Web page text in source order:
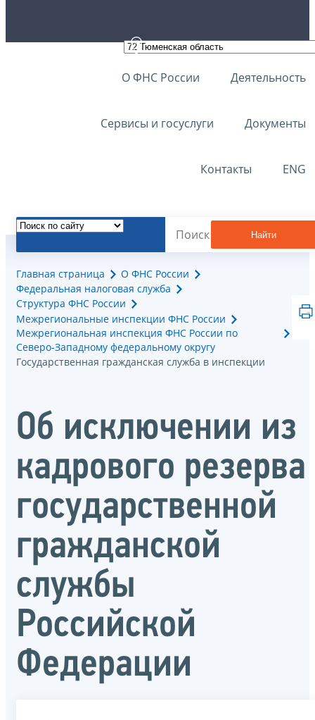
О ФНС России Деятельность
Сервисы и госуслуги Документы
Контакты ENG
Найти
Главная страница
О ФНС России
Федеральная налоговая служба
Структура ФНС России
Межрегиональные инспекции ФНС России
Межрегиональная инспекция ФНС России по
Северо-Западному федеральному округу
Государственная гражданская служба в инспекции
Об исключении из
кадрового резерва
государственной
гражданской
службы
Российской
Федерации